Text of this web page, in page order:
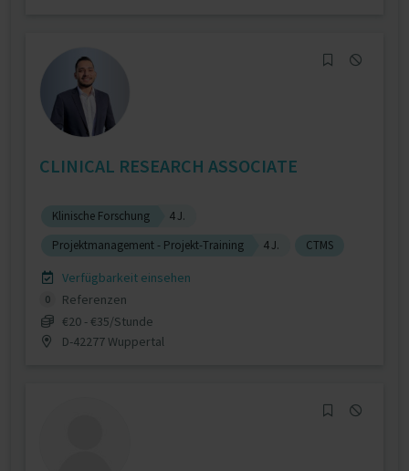
CLINICAL RESEARCH ASSOCIATE
Klinische Forschung
4 J.
Projektmanagement - Projekt-Training
4 J. CTMS
Verfügbarkeit einsehen
0
Referenzen
€20 - €35/Stunde
D-42277 Wuppertal